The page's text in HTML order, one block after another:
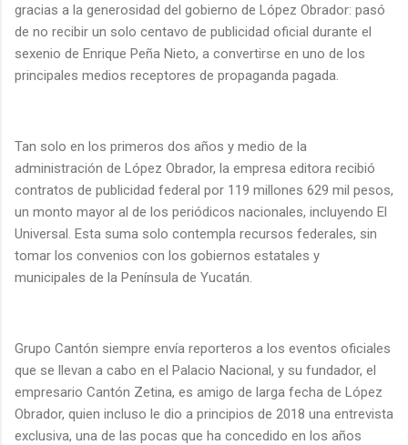
gracias a la generosidad del gobierno de López Obrador: pasó
de no recibir un solo centavo de publicidad oficial durante el
sexenio de Enrique Peña Nieto, a convertirse en uno de los
principales medios receptores de propaganda pagada.
Tan solo en los primeros dos años y medio de la
administración de López Obrador, la empresa editora recibió
contratos de publicidad federal por 119 millones 629 mil pesos,
un monto mayor al de los periódicos nacionales, incluyendo El
Universal. Esta suma solo contempla recursos federales, sin
tomar los convenios con los gobiernos estatales y
municipales de la Península de Yucatán.
Grupo Cantón siempre envía reporteros a los eventos oficiales
que se llevan a cabo en el Palacio Nacional, y su fundador, el
empresario Cantón Zetina, es amigo de larga fecha de López
Obrador, quien incluso le dio a principios de 2018 una entrevista
exclusiva, una de las pocas que ha concedido en los años